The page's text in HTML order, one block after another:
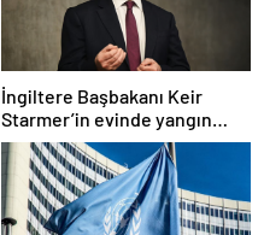
İngiltere Başbakanı Keir
Starmer’in evinde yangın
çıktı